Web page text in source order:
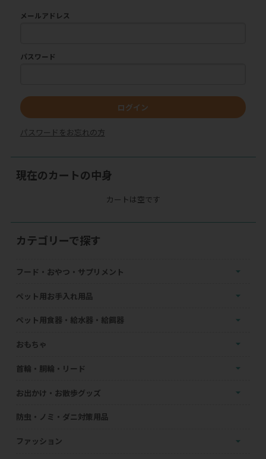
メールアドレス
パスワード
ログイン
パスワードをお忘れの方
現在のカートの中身
カートは空です
カテゴリーで探す
フード・おやつ・サプリメント
ペット用お手入れ用品
ペット用食器・給水器・給餌器
おもちゃ
首輪・胴輪・リード
お出かけ・お散歩グッズ
防虫・ノミ・ダニ対策用品
ファッション